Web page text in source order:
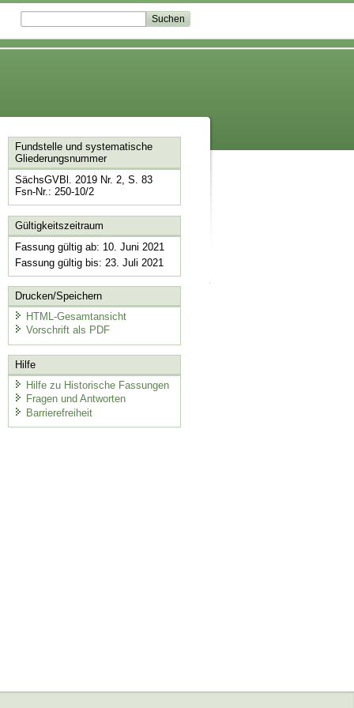
Fundstelle und systematische
Gliederungsnummer
SächsGVBl. 2019 Nr. 2, S. 83
Fsn-Nr.: 250-10/2
Gültigkeitszeitraum
Fassung gültig ab: 10. Juni 2021
Fassung gültig bis: 23. Juli 2021
Drucken/Speichern
HTML-Gesamtansicht
Vorschrift als PDF
Hilfe
Hilfe zu Historische Fassungen
Fragen und Antworten
Barrierefreiheit